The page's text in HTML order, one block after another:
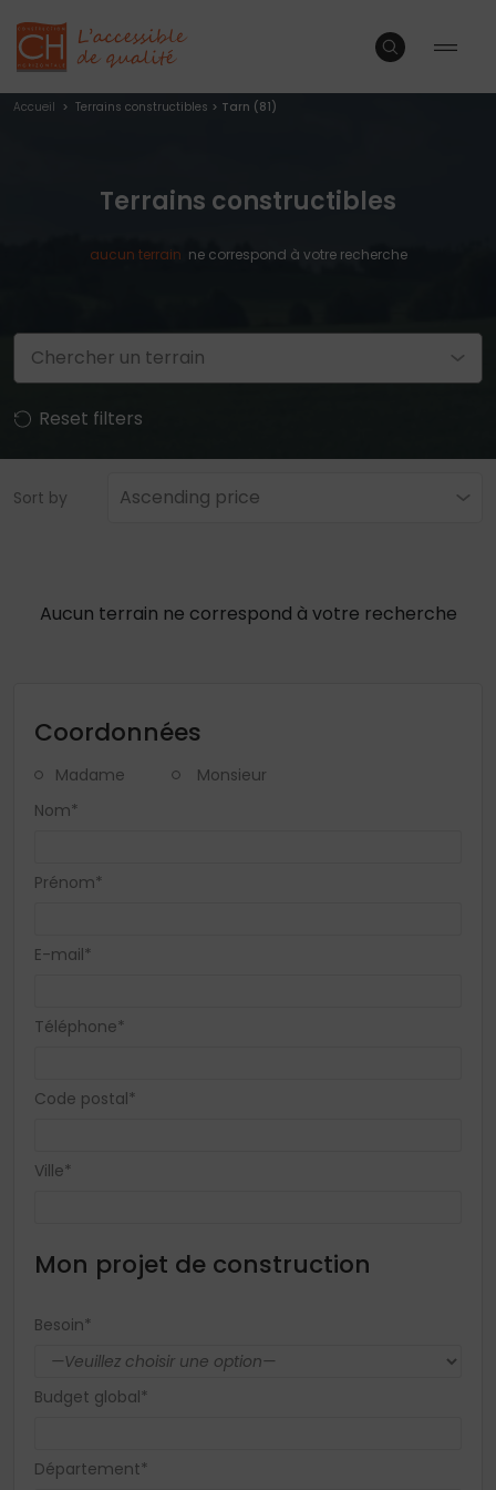
Accueil > Terrains constructibles > Tarn (81)
Terrains constructibles
aucun terrain ne correspond à votre recherche
Chercher un terrain
Reset filters
Sort by Ascending price
Aucun terrain ne correspond à votre recherche
Coordonnées
Madame
Monsieur
Nom*
Prénom*
E-mail*
Téléphone*
Code postal*
Ville*
Mon projet de construction
Besoin*
Budget global*
Département*